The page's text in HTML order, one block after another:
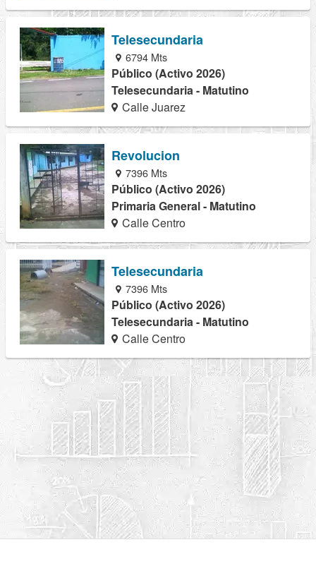
Telesecundaria
6794 Mts
Público (Activo 2026)
Telesecundaria - Matutino
Calle Juarez
Revolucion
7396 Mts
Público (Activo 2026)
Primaria General - Matutino
Calle Centro
Telesecundaria
7396 Mts
Público (Activo 2026)
Telesecundaria - Matutino
Calle Centro